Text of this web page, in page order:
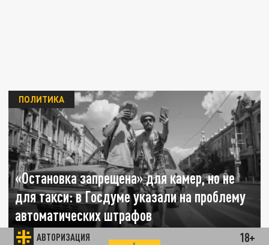
АВТОРИЗАЦИЯ 18+
«Остановка запрещена» для камер, но не
для такси: в Госдуме указали на проблему
автоматических штрафов
ПОЛИТИКА